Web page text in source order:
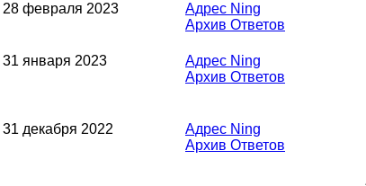
28 февраля 2023
Адрес Ning
Архив Ответов
31 января 2023
Адрес Ning
Архив Ответов
31 декабря 2022
Адрес Ning
Архив Ответов